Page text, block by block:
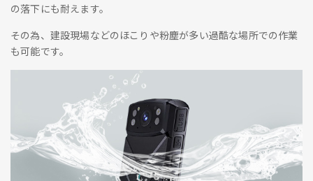
の落下にも耐えます。
その為、建設現場などのほこりや粉塵が多い過酷な場所での作業
も可能です。